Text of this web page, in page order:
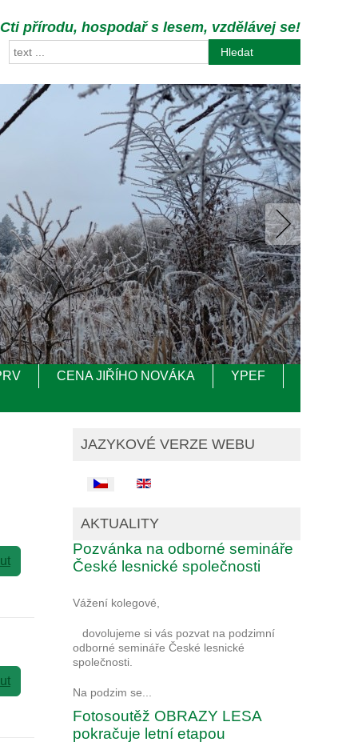
Cti přírodu, hospodař s lesem, vzdělávej se!
Hledat
CENA JIŘÍHO NOVÁKA
YPEF
JAZYKOVÉ VERZE WEBU
AKTUALITY
Pozvánka na odborné semináře
České lesnické společnosti
Vážení kolegové,
dovolujeme si vás pozvat na podzimní
odborné semináře České lesnické
společnosti.
Na podzim se...
Fotosoutěž OBRAZY LESA
pokračuje letní etapou